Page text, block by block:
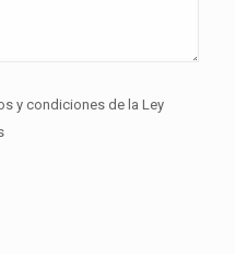
y condiciones de la Ley